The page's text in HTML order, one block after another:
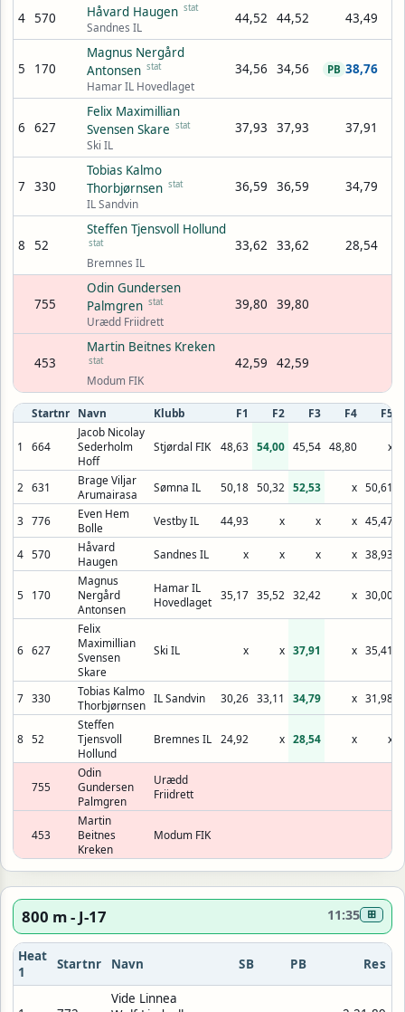
4 570 Håvard Haugen stat
Sandnes IL
44,52 44,52 43,49
5 170
Magnus Nergård
Antonsen stat
Hamar IL Hovedlaget
34,56 34,56 38,76
PB
6 627
Felix Maximillian
Svensen Skare stat
Ski IL
37,93 37,93 37,91
7 330
Tobias Kalmo
Thorbjørnsen stat
IL Sandvin
36,59 36,59 34,79
8 52
Steffen Tjensvoll Hollund
stat
Bremnes IL
33,62 33,62 28,54
755
Odin Gundersen
Palmgren stat
Urædd Friidrett
39,80 39,80
453
Martin Beitnes Kreken
stat
Modum FIK
42,59 42,59
Startnr Navn Klubb F1 F2 F3 F4 F5
1 664
Jacob Nicolay
Sederholm
Hoff
Stjørdal FIK 48,63 54,00 45,54 48,80 x
2 631
Brage Viljar
Arumairasa
Sømna IL 50,18 50,32 52,53 x 50,61
3 776
Even Hem
Bolle
Vestby IL 44,93 x x x 45,47
4 570
Håvard
Haugen
Sandnes IL x x x x 38,93
5 170
Magnus
Nergård
Antonsen
Hamar IL
Hovedlaget
35,17 35,52 32,42 x 30,00
6 627
Felix
Maximillian
Svensen
Skare
Ski IL x x 37,91 x 35,41
7 330
Tobias Kalmo
Thorbjørnsen IL Sandvin 30,26 33,11 34,79 x 31,98
8 52
Steffen
Tjensvoll
Hollund
Bremnes IL 24,92 x 28,54 x x
755
Odin
Gundersen
Palmgren
Urædd
Friidrett
453
Martin
Beitnes
Kreken
Modum FIK
800 m - J-17 11:35 ⊞
Heat
1
Startnr Navn SB PB Res
Vide Linnea